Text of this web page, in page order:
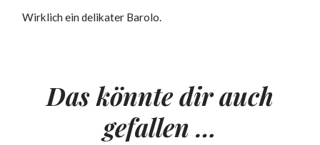
Wirklich ein delikater Barolo.
Das könnte dir auch
gefallen …